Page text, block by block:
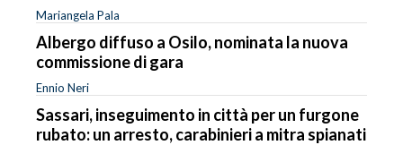
Mariangela Pala
Albergo diffuso a Osilo, nominata la nuova
commissione di gara
Ennio Neri
Sassari, inseguimento in città per un furgone
rubato: un arresto, carabinieri a mitra spianati